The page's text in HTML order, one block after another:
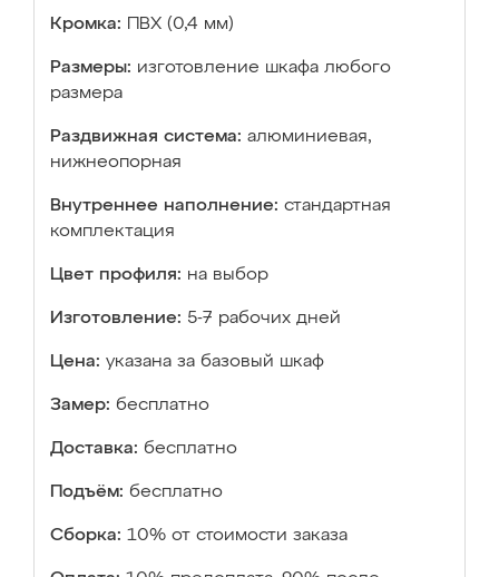
Кромка: ПВХ (0,4 мм)
Размеры: изготовление шкафа любого
размера
Раздвижная система: алюминиевая,
нижнеопорная
Внутреннее наполнение: стандартная
комплектация
Цвет профиля: на выбор
Изготовление: 5-7 рабочих дней
Цена: указана за базовый шкаф
Замер: бесплатно
Доставка: бесплатно
Подъём: бесплатно
Сборка: 10% от стоимости заказа